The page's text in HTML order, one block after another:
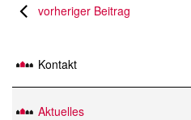
vorheriger Beitrag
Kontakt
Aktuelles